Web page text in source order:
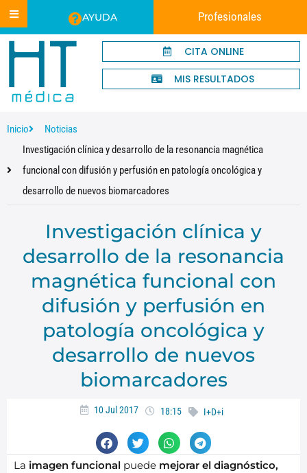
AYUDA Profesionales
CITA ONLINE
MIS RESULTADOS
Inicio
Noticias
Investigación clínica y desarrollo de la resonancia magnética
funcional con difusión y perfusión en patología oncológica y
desarrollo de nuevos biomarcadores
Investigación clínica y
desarrollo de la resonancia
magnética funcional con
difusión y perfusión en
patología oncológica y
desarrollo de nuevos
biomarcadores
10 Jul 2017 18:15 I+D+i
La imagen funcional puede mejorar el diagnóstico,